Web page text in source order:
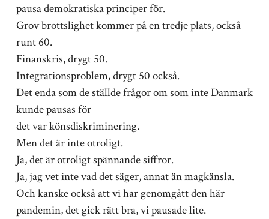
pausa demokratiska principer för.
Grov brottslighet kommer på en tredje plats, också
runt 60.
Finanskris, drygt 50.
Integrationsproblem, drygt 50 också.
Det enda som de ställde frågor om som inte Danmark
kunde pausas för
det var könsdiskriminering.
Men det är inte otroligt.
Ja, det är otroligt spännande siffror.
Ja, jag vet inte vad det säger, annat än magkänsla.
Och kanske också att vi har genomgått den här
pandemin, det gick rätt bra, vi pausade lite.